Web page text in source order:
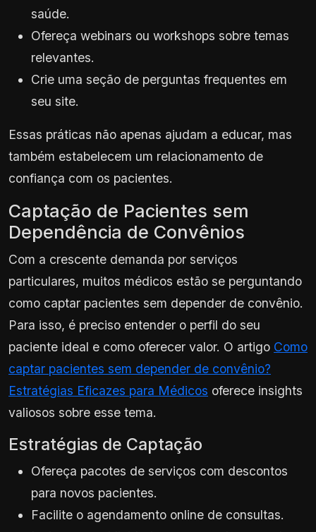
saúde.
Ofereça webinars ou workshops sobre temas
relevantes.
Crie uma seção de perguntas frequentes em
seu site.
Essas práticas não apenas ajudam a educar, mas
também estabelecem um relacionamento de
confiança com os pacientes.
Captação de Pacientes sem
Dependência de Convênios
Com a crescente demanda por serviços
particulares, muitos médicos estão se perguntando
como captar pacientes sem depender de convênio.
Para isso, é preciso entender o perfil do seu
paciente ideal e como oferecer valor. O artigo Como
captar pacientes sem depender de convênio?
Estratégias Eficazes para Médicos oferece insights
valiosos sobre esse tema.
Estratégias de Captação
Ofereça pacotes de serviços com descontos
para novos pacientes.
Facilite o agendamento online de consultas.